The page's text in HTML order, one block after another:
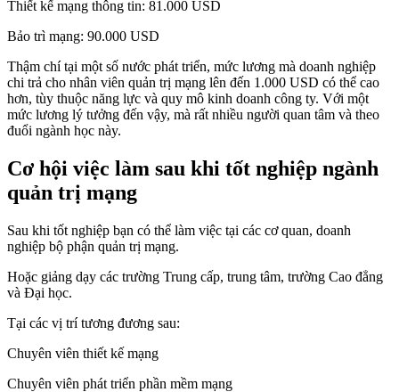
Thiết kế mạng thông tin: 81.000 USD
Bảo trì mạng: 90.000 USD
Thậm chí tại một số nước phát triển, mức lương mà doanh nghiệp
chi trả cho nhân viên quản trị mạng lên đến 1.000 USD có thể cao
hơn, tùy thuộc năng lực và quy mô kinh doanh công ty. Với một
mức lương lý tưởng đến vậy, mà rất nhiều người quan tâm và theo
đuổi ngành học này.
Cơ hội việc làm sau khi tốt nghiệp ngành
quản trị mạng
Sau khi tốt nghiệp bạn có thể làm việc tại các cơ quan, doanh
nghiệp bộ phận quản trị mạng.
Hoặc giảng dạy các trường Trung cấp, trung tâm, trường Cao đẳng
và Đại học.
Tại các vị trí tương đương sau:
Chuyên viên thiết kế mạng
Chuyên viên phát triển phần mềm mạng